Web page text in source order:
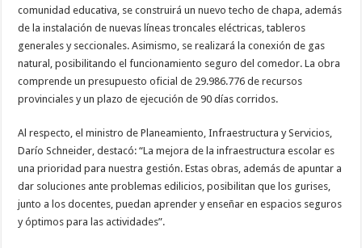
comunidad educativa, se construirá un nuevo techo de chapa, además
de la instalación de nuevas líneas troncales eléctricas, tableros
generales y seccionales. Asimismo, se realizará la conexión de gas
natural, posibilitando el funcionamiento seguro del comedor. La obra
comprende un presupuesto oficial de 29.986.776 de recursos
provinciales y un plazo de ejecución de 90 días corridos.
Al respecto, el ministro de Planeamiento, Infraestructura y Servicios,
Darío Schneider, destacó: “La mejora de la infraestructura escolar es
una prioridad para nuestra gestión. Estas obras, además de apuntar a
dar soluciones ante problemas edilicios, posibilitan que los gurises,
junto a los docentes, puedan aprender y enseñar en espacios seguros
y óptimos para las actividades”.